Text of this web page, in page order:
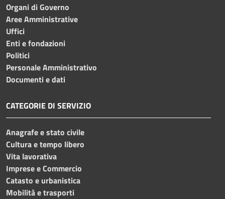
Organi di Governo
Aree Amministrative
Uffici
Enti e fondazioni
Politici
Personale Amministrativo
Documenti e dati
CATEGORIE DI SERVIZIO
Anagrafe e stato civile
Cultura e tempo libero
Vita lavorativa
Imprese e Commercio
Catasto e urbanistica
Mobilità e trasporti